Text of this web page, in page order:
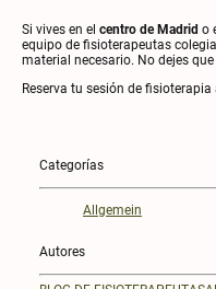
Si vives en el centro de Madrid o
equipo de fisioterapeutas
material necesario. No dejes
Reserva tu sesión de fisioterapia
Categorías
Allgemein
Autores